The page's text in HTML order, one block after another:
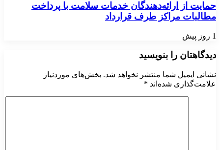
حمایت از ارائه‌دهندگان خدمات سلامت با پرداخت
مطالبات مراکز طرف قرارداد
1 روز پیش
دیدگاهتان را بنویسید
نشانی ایمیل شما منتشر نخواهد شد. بخش‌های موردنیاز
علامت‌گذاری شده‌اند *